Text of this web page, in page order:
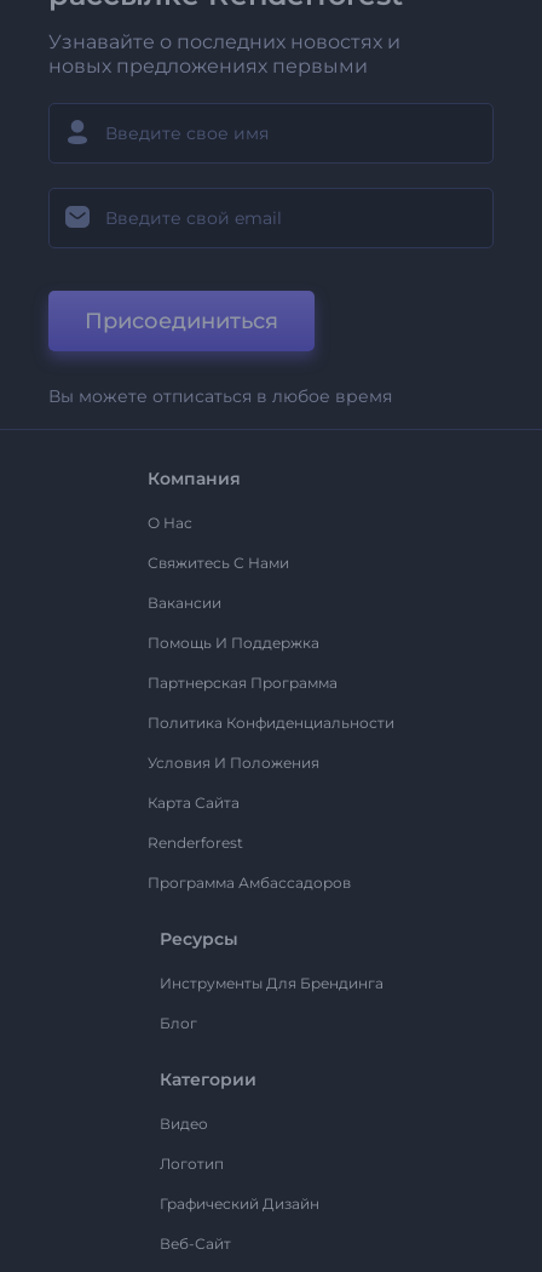
Узнавайте о последних новостях и
новых предложениях первыми
Присоединиться
Вы можете отписаться в любое время
Компания
О Нас
Свяжитесь С Нами
Вакансии
Помощь И Поддержка
Партнерская Программа
Политика Конфиденциальности
Условия И Положения
Карта Сайта
Renderforest
Программа Амбассадоров
Ресурсы
Инструменты Для Брендинга
Блог
Категории
Видео
Логотип
Графический Дизайн
Веб-Сайт